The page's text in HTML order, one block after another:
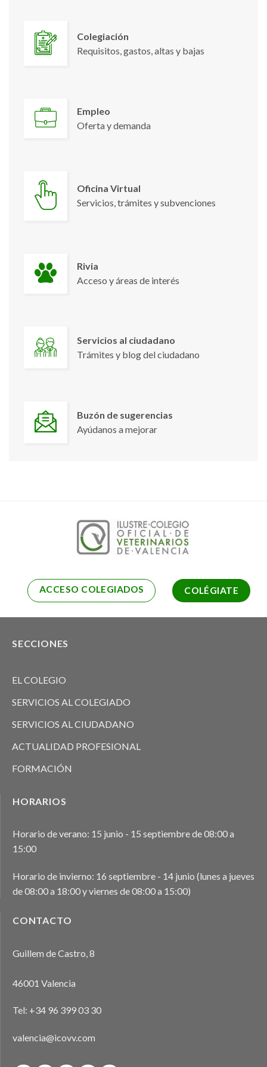
Colegiación
Requisitos, gastos, altas y bajas
Empleo
Oferta y demanda
Oficina Virtual
Servicios, trámites y subvenciones
Rivia
Acceso y áreas de interés
Servicios al ciudadano
Trámites y blog del ciudadano
Buzón de sugerencias
Ayúdanos a mejorar
ACCESO COLEGIADOS COLÉGIATE
SECCIONES
EL COLEGIO
SERVICIOS AL COLEGIADO
SERVICIOS AL CIUDADANO
ACTUALIDAD PROFESIONAL
FORMACIÓN
HORARIOS
Horario de verano: 15 junio - 15 septiembre de 08:00 a
15:00
Horario de invierno: 16 septiembre - 14 junio (lunes a jueves
de 08:00 a 18:00 y viernes de 08:00 a 15:00)
CONTACTO
Guillem de Castro, 8
46001 Valencia
Tel: +34 96 399 03 30
valencia@icovv.com